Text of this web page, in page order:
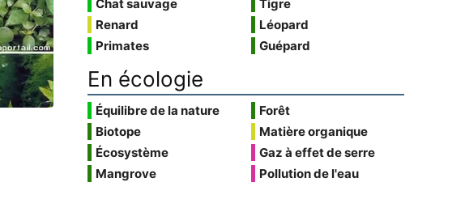
Chat sauvage
Renard
Primates
Tigre
Léopard
Guépard
En écologie
Équilibre de la nature
Biotope
Écosystème
Mangrove
Forêt
Matière organique
Gaz à effet de serre
Pollution de l'eau